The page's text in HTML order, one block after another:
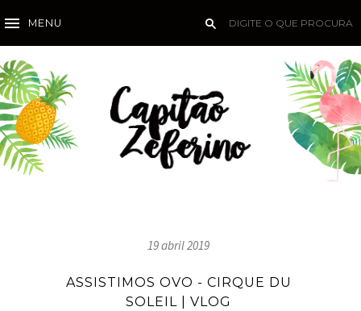
MENU
19 abril 2019
ASSISTIMOS OVO - CIRQUE DU
SOLEIL | VLOG